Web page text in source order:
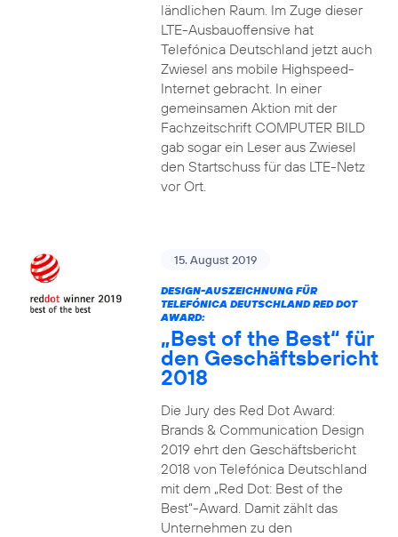
ländlichen Raum. Im Zuge dieser
LTE-Ausbauoffensive hat
Telefónica Deutschland jetzt auch
Zwiesel ans mobile Highspeed-
Internet gebracht. In einer
gemeinsamen Aktion mit der
Fachzeitschrift COMPUTER BILD
gab sogar ein Leser aus Zwiesel
den Startschuss für das LTE-Netz
vor Ort.
15. August 2019
DESIGN-AUSZEICHNUNG FÜR
TELEFÓNICA DEUTSCHLAND RED DOT
AWARD:
„Best of the Best“ für
den Geschäftsbericht
2018
Die Jury des Red Dot Award:
Brands & Communication Design
2019 ehrt den Geschäftsbericht
2018 von Telefónica Deutschland
mit dem „Red Dot: Best of the
Best“-Award. Damit zählt das
Unternehmen zu den